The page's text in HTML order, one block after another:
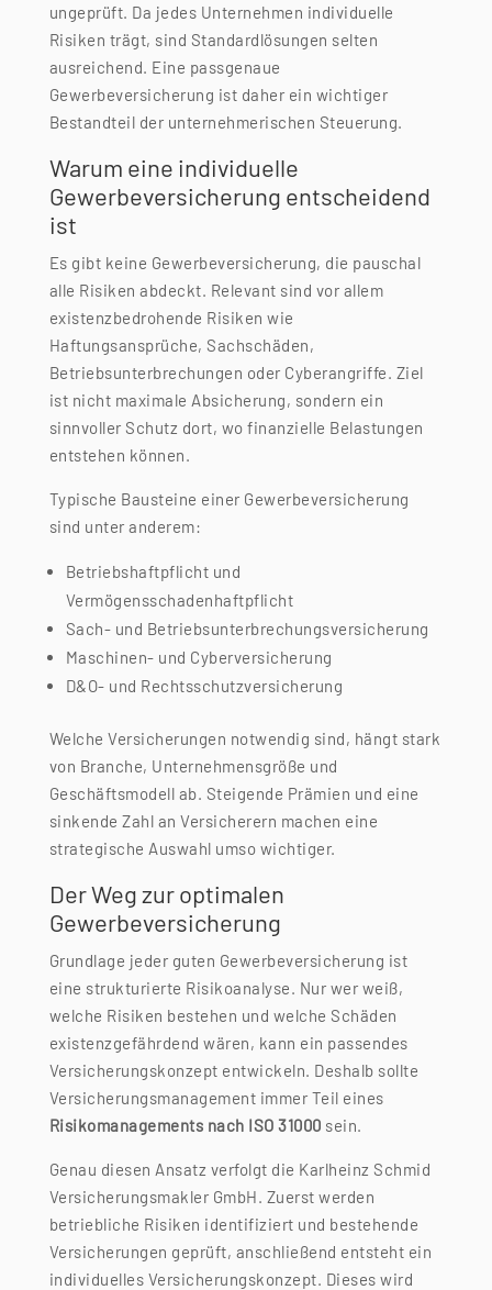
ungeprüft. Da jedes Unternehmen individuelle
Risiken trägt, sind Standardlösungen selten
ausreichend. Eine passgenaue
Gewerbeversicherung ist daher ein wichtiger
Bestandteil der unternehmerischen Steuerung.
Warum eine individuelle
Gewerbeversicherung entscheidend
ist
Es gibt keine Gewerbeversicherung, die pauschal
alle Risiken abdeckt. Relevant sind vor allem
existenzbedrohende Risiken wie
Haftungsansprüche, Sachschäden,
Betriebsunterbrechungen oder Cyberangriffe. Ziel
ist nicht maximale Absicherung, sondern ein
sinnvoller Schutz dort, wo finanzielle Belastungen
entstehen können.
Typische Bausteine einer Gewerbeversicherung
sind unter anderem:
Betriebshaftpflicht und
Vermögensschadenhaftpflicht
Sach- und Betriebsunterbrechungsversicherung
Maschinen- und Cyberversicherung
D&O- und Rechtsschutzversicherung
Welche Versicherungen notwendig sind, hängt stark
von Branche, Unternehmensgröße und
Geschäftsmodell ab. Steigende Prämien und eine
sinkende Zahl an Versicherern machen eine
strategische Auswahl umso wichtiger.
Der Weg zur optimalen
Gewerbeversicherung
Grundlage jeder guten Gewerbeversicherung ist
eine strukturierte Risikoanalyse. Nur wer weiß,
welche Risiken bestehen und welche Schäden
existenzgefährdend wären, kann ein passendes
Versicherungskonzept entwickeln. Deshalb sollte
Versicherungsmanagement immer Teil eines
Risikomanagements nach ISO 31000 sein.
Genau diesen Ansatz verfolgt die Karlheinz Schmid
Versicherungsmakler GmbH. Zuerst werden
betriebliche Risiken identifiziert und bestehende
Versicherungen geprüft, anschließend entsteht ein
individuelles Versicherungskonzept. Dieses wird